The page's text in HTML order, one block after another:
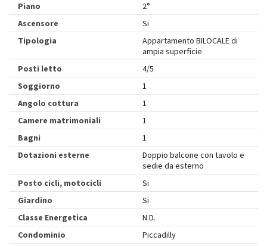
Piano
2°
Ascensore
Si
Tipologia
Appartamento BILOCALE di
ampia superficie
Posti letto
4/5
Soggiorno
1
Angolo cottura
1
Camere matrimoniali
1
Bagni
1
Dotazioni esterne
Doppio balcone con tavolo e
sedie da esterno
Posto cicli, motocicli
Si
Giardino
Si
Classe Energetica
N.D.
Condominio
Piccadilly